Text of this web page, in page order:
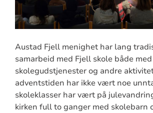
Austad Fjell menighet har lang
samarbeid med Fjell skole både med
skolegudstjenester og andre
adventstiden har ikke vært noe
skoleklasser har vært på
kirken full to ganger med skolebarn